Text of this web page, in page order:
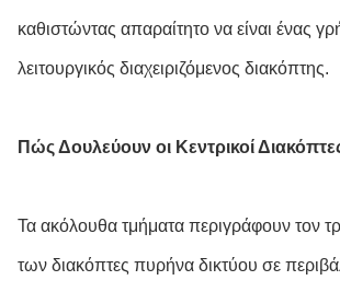
καθιστώντας απαραίτητο να είναι ένας
λειτουργικός διαχειριζόμενος διακόπτης.
Πώς Δουλεύουν οι Κεντρικοί
Τα ακόλουθα τμήματα περιγράφουν τον
των διακόπτες πυρήνα δικτύου σε